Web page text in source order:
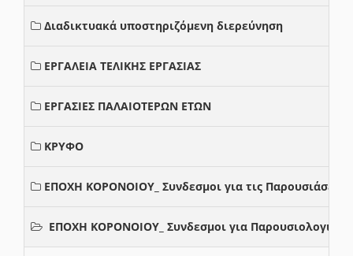
Διαδικτυακά υποστηριζόμενη διερεύνηση
ΕΡΓΑΛΕΙΑ ΤΕΛΙΚΗΣ ΕΡΓΑΣΙΑΣ
ΕΡΓΑΣΙΕΣ ΠΑΛΑΙΟΤΕΡΩΝ ΕΤΩΝ
ΚΡΥΦΟ
ΕΠΟΧΗ ΚΟΡΟΝΟΙΟΥ_ Συνδεσμοι για τις Παρουσιάσεις
ΕΠΟΧΗ ΚΟΡΟΝΟΙΟΥ_ Συνδεσμοι για Παρουσιολογια